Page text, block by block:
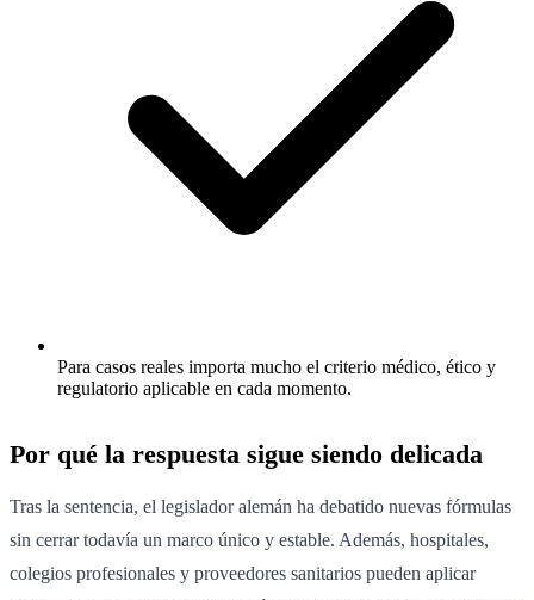
Para casos reales importa mucho el criterio médico, ético y
regulatorio aplicable en cada momento.
Por qué la respuesta sigue siendo delicada
Tras la sentencia, el legislador alemán ha debatido nuevas fórmulas
sin cerrar todavía un marco único y estable. Además, hospitales,
colegios profesionales y proveedores sanitarios pueden aplicar